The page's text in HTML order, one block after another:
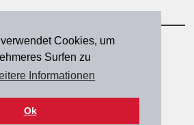
Cookies, um
Surfen zu
Informationen
Ok
szh@szh.ch